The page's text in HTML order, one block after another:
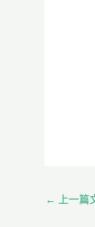
← 上一篇